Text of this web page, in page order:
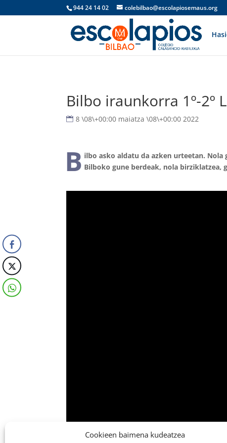
Cookieen baimena kudeatzea
944 24 14 02 colebilbao@escolapiosemaus.org
Bilbo iraunkorra 1º-2º
8 \08\+00:00 maiatza \08\+00:00 2022
B ilbo asko aldatu da azken urteetan.
Bilboko gune berdeak, nola